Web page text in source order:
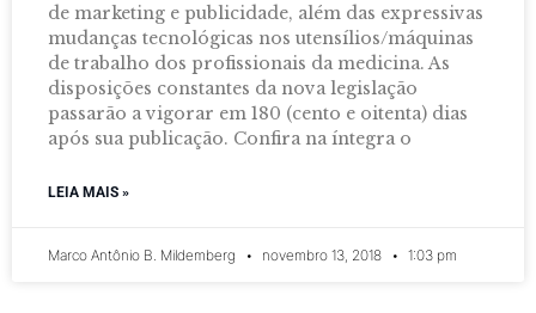
de marketing e publicidade, além das expressivas
mudanças tecnológicas nos utensílios/máquinas
de trabalho dos profissionais da medicina. As
disposições constantes da nova legislação
passarão a vigorar em 180 (cento e oitenta) dias
após sua publicação. Confira na íntegra o
LEIA MAIS »
Marco Antônio B. Mildemberg novembro 13, 2018 1:03 pm